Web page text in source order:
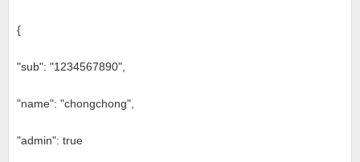
{
"sub": "1234567890",
"name": "chongchong",
"admin": true